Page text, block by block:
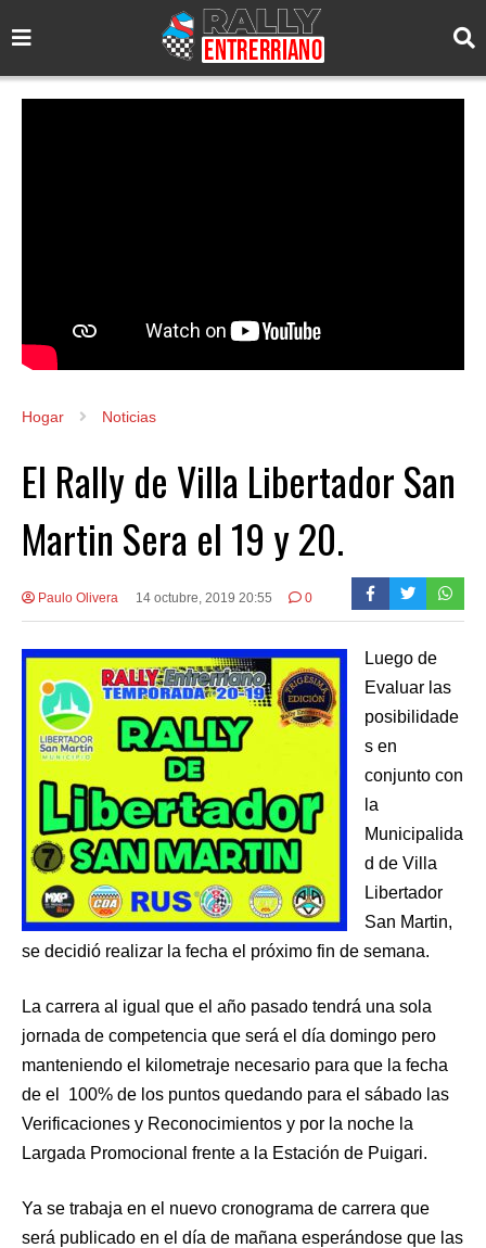
Hogar Noticias
El Rally de Villa Libertador San
Martin Sera el 19 y 20.
Paulo Olivera 14 octubre, 2019 20:55 0
Luego de
Evaluar las
posibilidade
s en
conjunto con
la
Municipalida
d de Villa
Libertador
San Martin,
se decidió realizar la fecha el próximo fin de semana.
La carrera al igual que el año pasado tendrá una sola
jornada de competencia que será el día domingo pero
manteniendo el kilometraje necesario para que la fecha
de el 100% de los puntos quedando para el sábado las
Verificaciones y Reconocimientos y por la noche la
Largada Promocional frente a la Estación de Puigari.
Ya se trabaja en el nuevo cronograma de carrera que
será publicado en el día de mañana esperándose que las